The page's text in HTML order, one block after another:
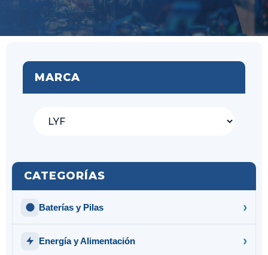
MARCA
CATEGORÍAS
Baterías y Pilas
Energía y Alimentación